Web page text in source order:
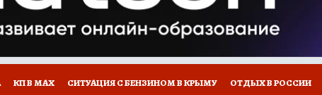
КП В МАХ СИТУАЦИЯ С БЕНЗИНОМ В КРЫМУ ОТДЫХ В РОССИИ